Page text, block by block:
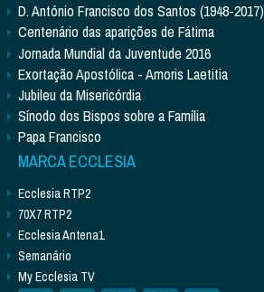
D. António Francisco dos Santos (1948-2017)
Centenário das aparições de Fátima
Jornada Mundial da Juventude 2016
Exortação Apostólica - Amoris Laetitia
Jubileu da Misericórdia
Sínodo dos Bispos sobre a Família
Papa Francisco
MARCA ECCLESIA
Ecclesia RTP2
70X7 RTP2
Ecclesia Antena1
Semanário
My Ecclesia TV